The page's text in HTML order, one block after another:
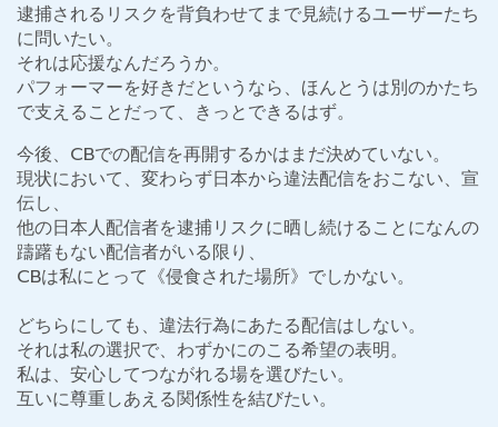
逮捕されるリスクを背負わせてまで見続けるユーザーたち
に問いたい。
それは応援なんだろうか。
パフォーマーを好きだというなら、ほんとうは別のかたち
で支えることだって、きっとできるはず。
今後、CBでの配信を再開するかはまだ決めていない。
現状において、変わらず日本から違法配信をおこない、宣
伝し、
他の日本人配信者を逮捕リスクに晒し続けることになんの
躊躇もない配信者がいる限り、
CBは私にとって《侵食された場所》でしかない。
どちらにしても、違法行為にあたる配信はしない。
それは私の選択で、わずかにのこる希望の表明。
私は、安心してつながれる場を選びたい。
互いに尊重しあえる関係性を結びたい。